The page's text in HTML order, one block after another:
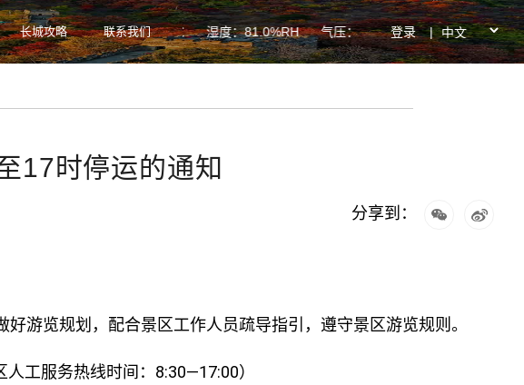
长城攻略 联系我们
温度：29.4℃ 湿度：81.0%RH 气压：939.7hPa PM2.5：32ug/
登录 |
17时停运的通知
分享到：
游览规划，配合景区工作人员疏导指引，遵守景区游览规则。
工服务热线时间：8:30—17:00）